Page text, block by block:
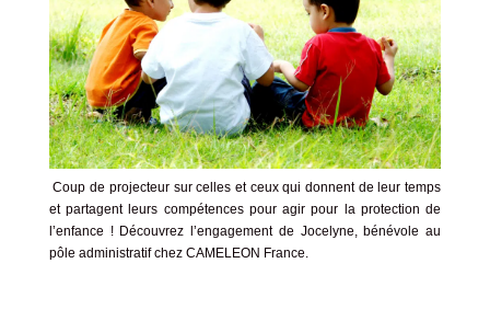
Coup de projecteur sur celles et ceux qui donnent de leur temps
et partagent leurs compétences pour agir pour la protection de
l’enfance ! Découvrez l’engagement de Jocelyne,bénévole au
pôle administratif chez CAMELEON France.